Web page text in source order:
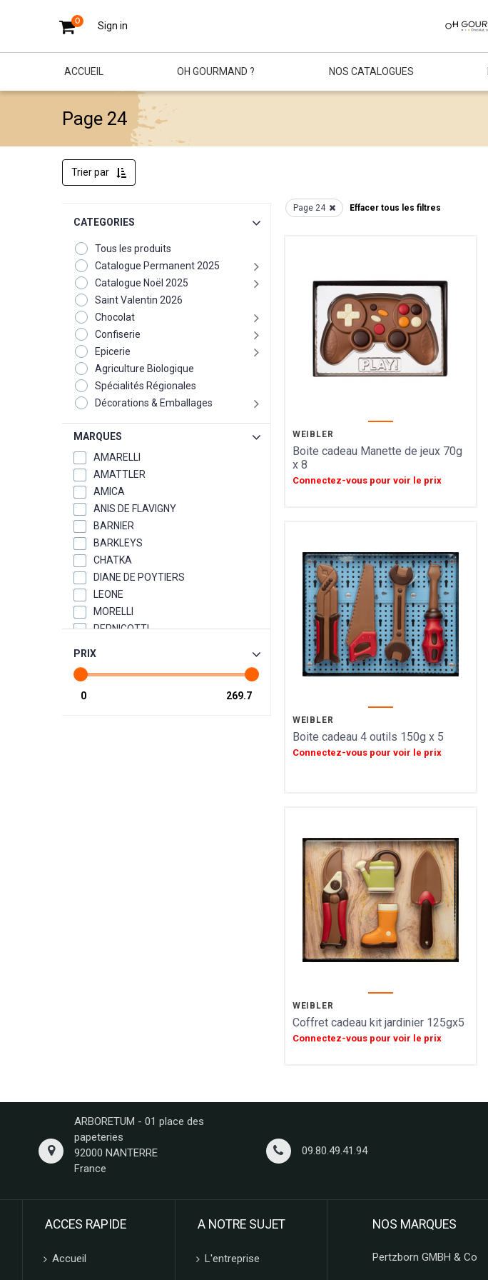
0 Sign in
ACCUEIL OH GOURMAND ? NOS CATALOGUES
Page 24
Trier par
MARQUES
AMARELLI
AMATTLER
AMICA
ANIS DE FLAVIGNY
BARNIER
BARKLEYS
CHATKA
DIANE DE POYTIERS
LEONE
MORELLI
PERNIGOTTI
SIC
GROIX ET NATURE
FERRIGNO
COLLITALI
BACOMA
MAISON DE FLORENTINS
PRIX
CATEGORIES
Tous les produits
Catalogue Permanent 2025
Catalogue Noël 2025
Saint Valentin 2026
Chocolat
Confiserie
Epicerie
Agriculture Biologique
Spécialités Régionales
Décorations & Emballages
Page 24 Effacer tous les filtres
WEIBLER
Boite cadeau Manette de jeux 70g
x 8
Connectez-vous pour voir le prix
WEIBLER
Boite cadeau 4 outils 150g x 5
Connectez-vous pour voir le prix
WEIBLER
Coffret cadeau kit jardinier 125gx5
Connectez-vous pour voir le prix
ARBORETUM - 01 place des
papeteries
92000 NANTERRE
France
09.80.49.41.94
ACCES RAPIDE
Accueil
A NOTRE SUJET
L'entreprise
NOS MARQUES
Pertzborn GMBH & Co